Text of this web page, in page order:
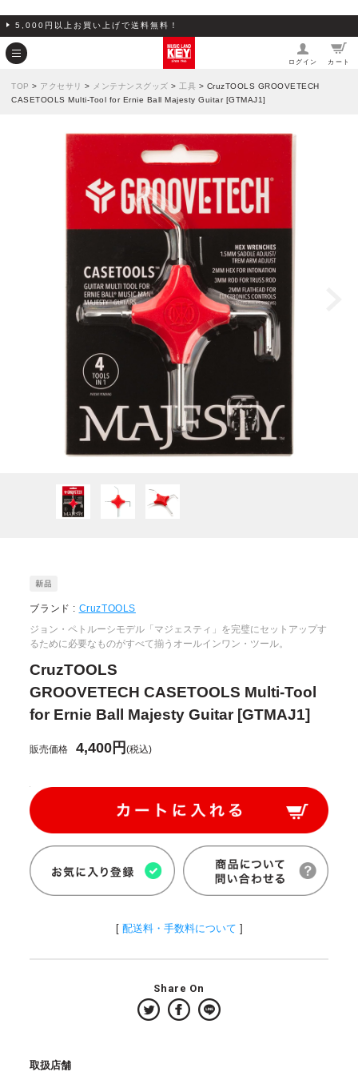
5,000円以上お買い上げで送料無料！
ログイン カート
TOP > アクセサリ > メンテナンスグッズ > 工具 > CruzTOOLS GROOVETECH
CASETOOLS Multi-Tool for Ernie Ball Majesty Guitar [GTMAJ1]
ブランド : CruzTOOLS
ジョン・ペトルーシモデル「マジェスティ」を完璧にセットアップす
るために必要なものがすべて揃うオールインワン・ツール。
CruzTOOLS
GROOVETECH CASETOOLS Multi-Tool
for Ernie Ball Majesty Guitar [GTMAJ1]
販売価格 4,400円(税込)
[ 配送料・手数料について ]
Share On
取扱店舗